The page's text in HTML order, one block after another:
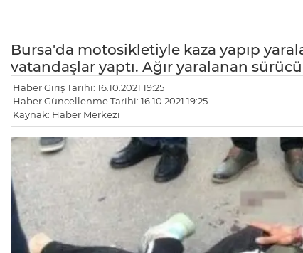
Bursa'da motosikletiyle kaza yapıp
vatandaşlar yaptı. Ağır yaralanan
Haber Giriş Tarihi: 16.10.2021 19:25
Haber Güncellenme Tarihi: 16.10.2021 19:25
Kaynak: Haber Merkezi